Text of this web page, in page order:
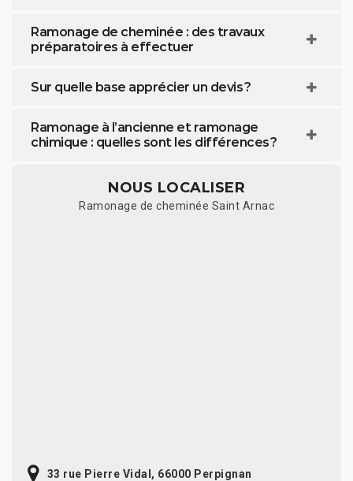
Ramonage de cheminée : des travaux
préparatoires à effectuer
Sur quelle base apprécier un devis ?
Ramonage à l’ancienne et ramonage
chimique : quelles sont les différences ?
NOUS LOCALISER
Ramonage de cheminée Saint Arnac
33 rue Pierre Vidal, 66000 Perpignan